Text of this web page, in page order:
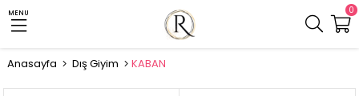
MENU 0
Anasayfa Dış Giyim KABAN